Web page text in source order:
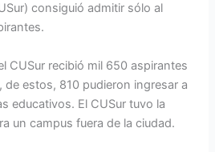
consiguió admitir sólo al
CUSur recibió mil 650 aspirantes
estos, 810 pudieron ingresar a
educativos. El CUSur tuvo la
un campus fuera de la ciudad.